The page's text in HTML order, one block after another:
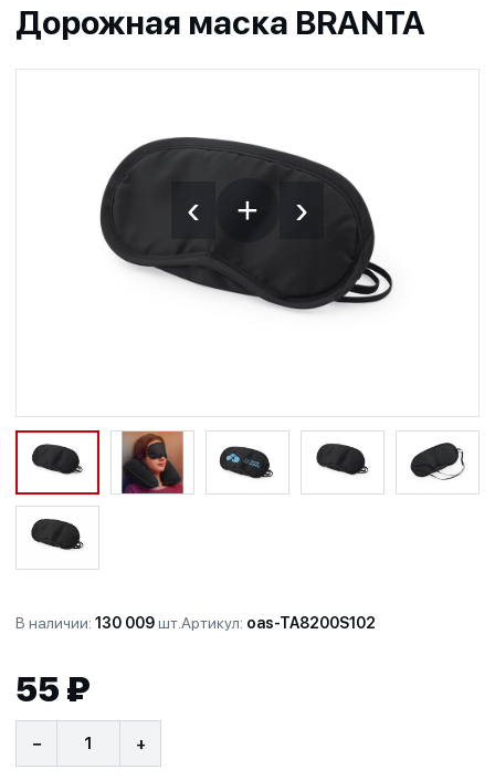
Дорожная маска BRANTA
‹ + ›
В наличии: 130 009шт.Артикул: oas-TA8200S102
55 ₽
− +